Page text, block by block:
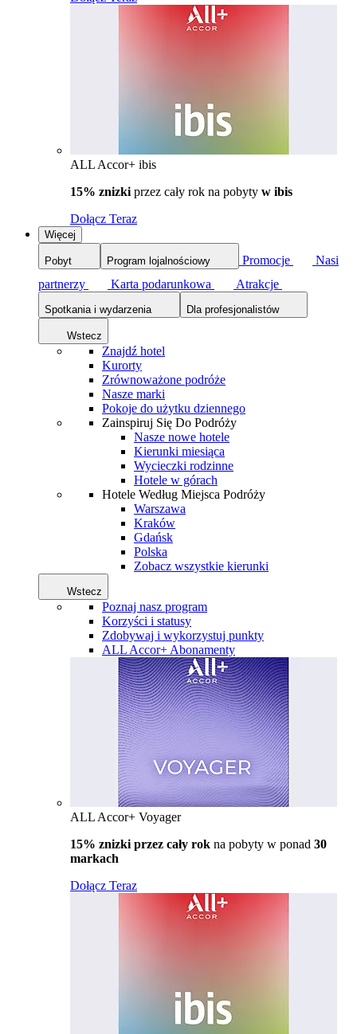
ALL Accor+ ibis
15% znizki przez cały rok na pobyty w ibis
Dołącz Teraz
Więcej
Pobyt Program lojalnościowy Promocje
Nasi
partnerzy
Karta podarunkowa Atrakcje
Spotkania i wydarzenia Dla profesjonalistów
Wstecz
Znajdź hotel
Kurorty
Zrównoważone podróże
Nasze marki
Pokoje do użytku dziennego
Zainspiruj Się Do Podróży
Nasze nowe hotele
Kierunki miesiąca
Wycieczki rodzinne
Hotele w górach
Hotele Według Miejsca Podróży
Warszawa
Kraków
Gdańsk
Polska
Zobacz wszystkie kierunki
Wstecz
Poznaj nasz program
Korzyści i statusy
Zdobywaj i wykorzystuj punkty
ALL Accor+ Abonamenty
ALL Accor+ Voyager
15% znizki przez cały rok na pobyty w ponad 30
markach
Dołącz Teraz